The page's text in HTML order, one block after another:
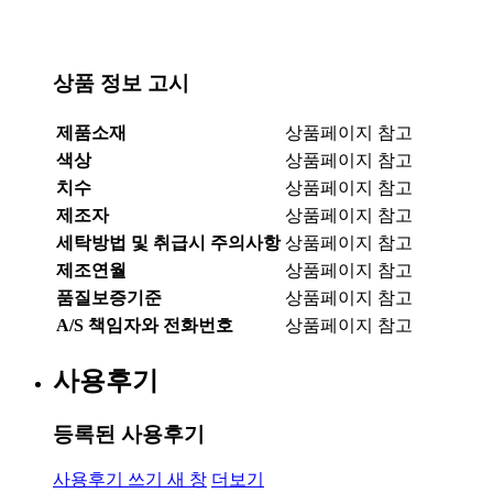
상품 정보 고시
제품소재
상품페이지 참고
색상
상품페이지 참고
치수
상품페이지 참고
제조자
상품페이지 참고
세탁방법 및 취급시 주의사항 상품페이지 참고
제조연월
상품페이지 참고
품질보증기준
상품페이지 참고
A/S 책임자와 전화번호
상품페이지 참고
사용후기
등록된 사용후기
사용후기 쓰기 새 창 더보기